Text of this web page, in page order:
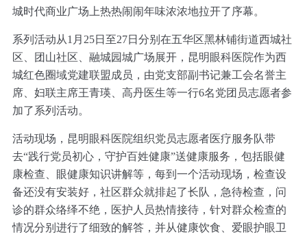
城时代商业广场上热热闹闹年味浓浓地拉开了序幕。
系列活动从1月25日至27日分别在五华区黑林铺街道西城社
区、团山社区、融城园城广场展开，昆明眼科医院作为西
城红色圈域党建联盟成员，由党支部副书记兼工会名誉主
席、妇联主席王青瑛、高丹医生等一行6名党团员志愿者参
加了系列活动。
活动现场，昆明眼科医院组织党员志愿者医疗服务队带
去“践行党员初心，守护百姓健康”送健康服务，包括眼健
康检查、眼健康知识讲解等，每到一个活动现场，检查设
备还没有安装好，社区群众就排起了长队，急待检查，问
诊的群众络绎不绝，医护人员热情接待，针对群众检查的
情况分别进行了细致的解答，并从健康饮食、爱眼护眼卫